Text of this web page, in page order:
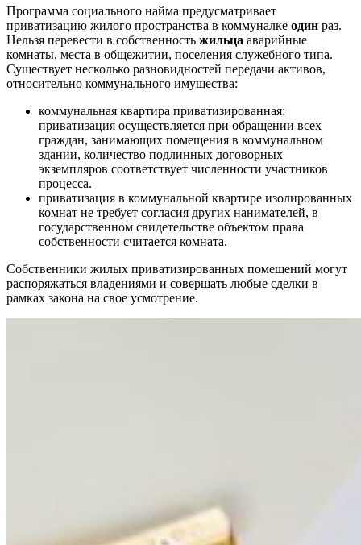
Программа социального найма предусматривает
приватизацию жилого пространства в коммуналке один раз.
Нельзя перевести в собственность жильца аварийные
комнаты, места в общежитии, поселения служебного типа.
Существует несколько разновидностей передачи активов,
относительно коммунального имущества:
коммунальная квартира приватизированная:
приватизация осуществляется при обращении всех
граждан, занимающих помещения в коммунальном
здании, количество подлинных договорных
экземпляров соответствует численности участников
процесса.
приватизация в коммунальной квартире изолированных
комнат не требует согласия других нанимателей, в
государственном свидетельстве объектом права
собственности считается комната.
Собственники жилых приватизированных помещений могут
распоряжаться владениями и совершать любые сделки в
рамках закона на свое усмотрение.